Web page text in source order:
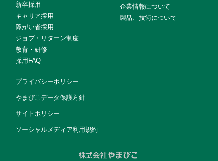
新卒採用
キャリア採用
障がい者採用
ジョブ・リターン制度
教育・研修
採用FAQ
企業情報について
製品、技術について
プライバシーポリシー
やまびこデータ保護方針
サイトポリシー
ソーシャルメディア利用規約